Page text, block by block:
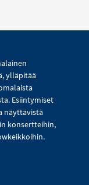
ylläpitää
Esiintymiset
näyttävistä
konsertteihin,